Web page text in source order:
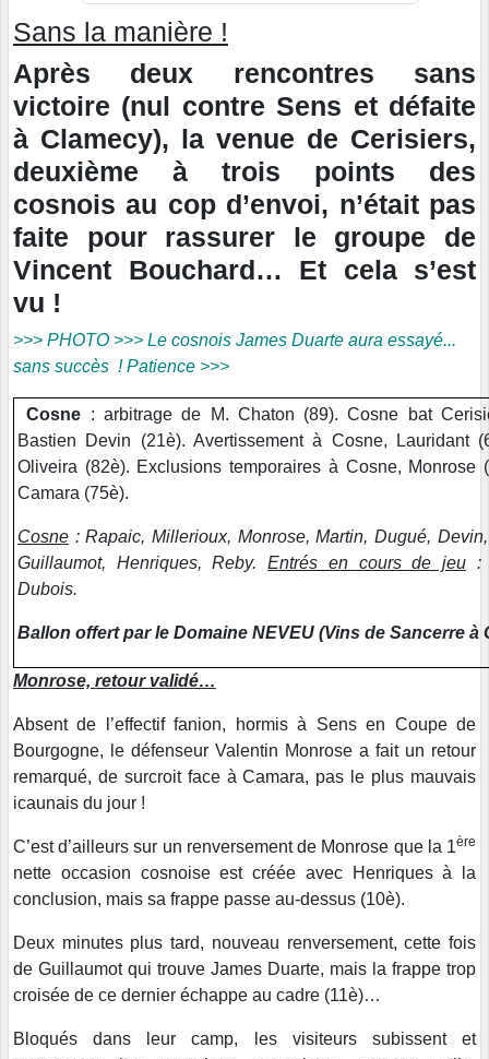
Sans la manière !
Après deux rencontres sans
victoire (nul contre Sens et défaite
à Clamecy), la venue de Cerisiers,
deuxième à trois points des
cosnois au cop d’envoi, n’était pas
faite pour rassurer le groupe de
Vincent Bouchard… Et cela s’est
vu !
>>> PHOTO >>> Le cosnois James Duarte aura essayé...
sans succès ! Patience >>>
Cosne : arbitrage de M. Chaton (89). Cosne bat
Bastien Devin (21è). Avertissement à Cosne, Lauridant
Oliveira (82è). Exclusions temporaires à Cosne, Monrose
Camara (75è).
Cosne : Rapaic, Millerioux, Monrose, Martin, Dugué,
Guillaumot, Henriques, Reby.Entrés en cours de jeu:
Dubois.
Ballon offert par le Domaine NEVEU (Vins de Sancerre à
Monrose, retour validé…
Absent de l’effectif fanion, hormis à Sens en Coupe de
Bourgogne, le défenseur Valentin Monrose a fait un retour
remarqué, de surcroit face à Camara, pas le plus mauvais
icaunais du jour !
C’est d’ailleurs sur un renversement de Monrose que la 1ère
nette occasion cosnoise est créée avec Henriques à la
conclusion, mais sa frappe passe au-dessus (10è).
Deux minutes plus tard, nouveau renversement, cette fois
de Guillaumot qui trouve James Duarte, mais la frappe trop
croisée de ce dernier échappe au cadre (11è)…
Bloqués dans leur camp, les visiteurs subissent et